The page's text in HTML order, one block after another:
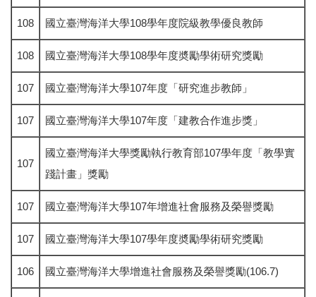
108 國立臺灣海洋大學108學年度院級教學優良教師
108 國立臺灣海洋大學108學年度奬勵學術研究獎勵
107 國立臺灣海洋大學107年度「研究進步教師」
107 國立臺灣海洋大學107年度「建教合作進步獎」
107
國立臺灣海洋大學獎勵執行教育部107學年度「教學實
踐計畫」獎勵
107 國立臺灣海洋大學107年增進社會服務及榮譽獎勵
107 國立臺灣海洋大學107學年度奬勵學術研究獎勵
106 國立臺灣海洋大學增進社會服務及榮譽獎勵(106.7)